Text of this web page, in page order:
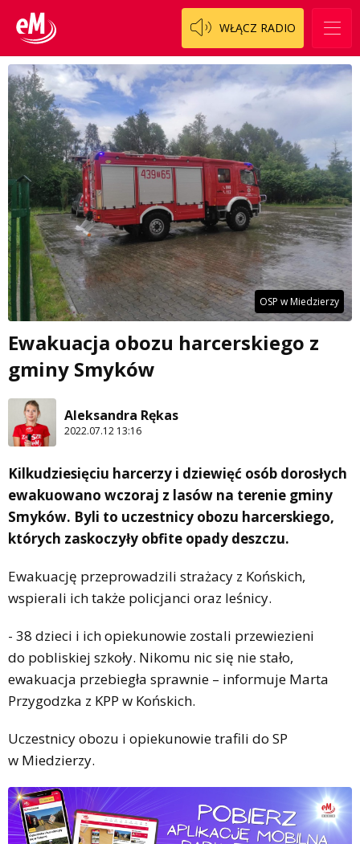
WŁĄCZ RADIO
OSP w Miedzierzy
Ewakuacja obozu harcerskiego z
gminy Smyków
Aleksandra Rękas
2022.07.12 13:16
Kilkudziesięciu harcerzy i dziewięć osób dorosłych
ewakuowano wczoraj z lasów na terenie gminy
Smyków. Byli to uczestnicy obozu harcerskiego,
których zaskoczyły obfite opady deszczu.
Ewakuację przeprowadzili strażacy z Końskich,
wspierali ich także policjanci oraz leśnicy.
- 38 dzieci i ich opiekunowie zostali przewiezieni
do pobliskiej szkoły. Nikomu nic się nie stało,
ewakuacja przebiegła sprawnie – informuje Marta
Przygodzka z KPP w Końskich.
Uczestnicy obozu i opiekunowie trafili do SP
w Miedzierzy.